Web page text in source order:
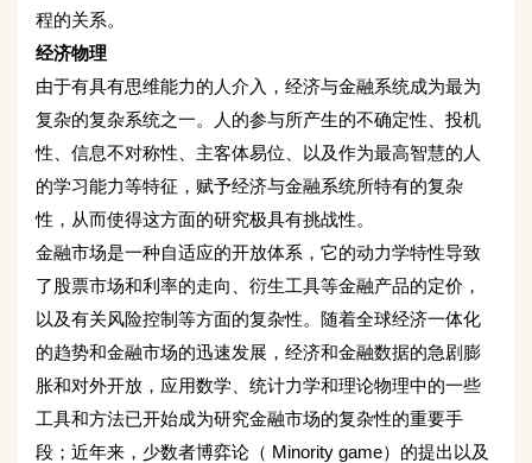
程的关系。
经济物理
由于有具有思维能力的人介入，经济与金融系统成为最为
复杂的复杂系统之一。人的参与所产生的不确定性、投机
性、信息不对称性、主客体易位、以及作为最高智慧的人
的学习能力等特征，赋予经济与金融系统所特有的复杂
性，从而使得这方面的研究极具有挑战性。
金融市场是一种自适应的开放体系，它的动力学特性导致
了股票市场和利率的走向、衍生工具等金融产品的定价，
以及有关风险控制等方面的复杂性。随着全球经济一体化
的趋势和金融市场的迅速发展，经济和金融数据的急剧膨
胀和对外开放，应用数学、统计力学和理论物理中的一些
工具和方法已开始成为研究金融市场的复杂性的重要手
段；近年来，少数者博弈论（ Minority game）的提出以及